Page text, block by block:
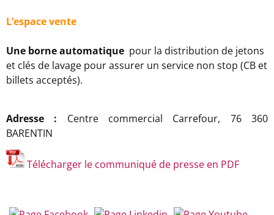
L’espace vente
Une borne automatique pour la distribution de jetons
et clés de lavage pour assurer un service non stop (CB et
billets acceptés).
Adresse : Centre commercial Carrefour, 76 360
BARENTIN
Télécharger le communiqué de presse en PDF